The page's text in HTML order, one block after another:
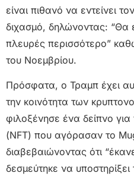
είναι πιθανό να εντείνει
διχασμό, δηλώνοντας: “Θα
πλευρές περισσότερο”
του Νοεμβρίου.
Πρόσφατα, ο Τραμπ έχει
την κοινότητα των
φιλοξένησε ένα δείπνο
(NFT) που αγόρασαν το
διαβεβαιώνοντας ότι
δεσμεύτηκε να υποστηρίξει